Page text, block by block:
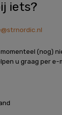
iets?
(nog)
u graag per e-